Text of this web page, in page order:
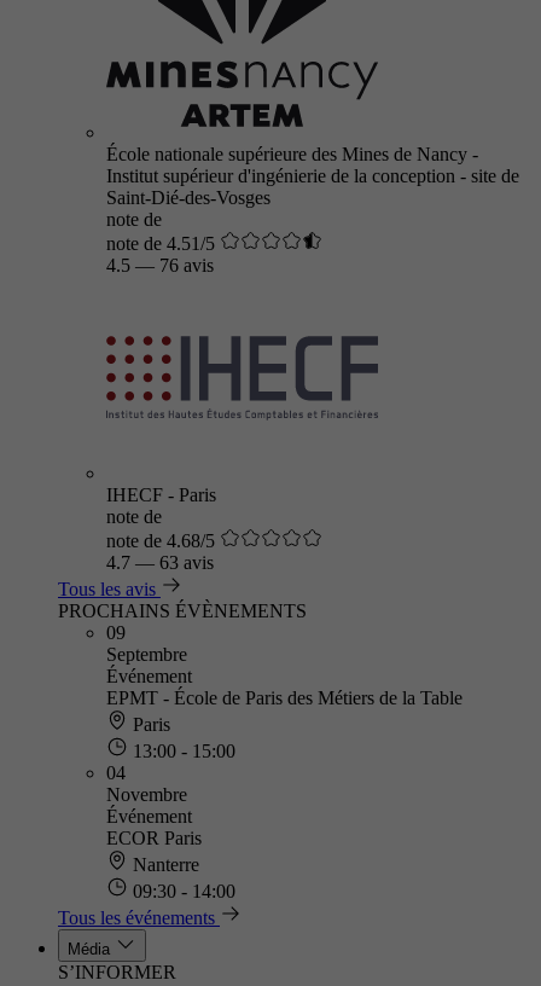
École nationale supérieure des Mines de Nancy -
Institut supérieur d'ingénierie de la conception - site de
Saint-Dié-des-Vosges
note de
note de 4.51/5
4.5 — 76 avis
IHECF - Paris
note de
note de 4.68/5
4.7 — 63 avis
Tous les avis
PROCHAINS ÉVÈNEMENTS
09
Septembre
Événement
EPMT - École de Paris des Métiers de la Table
Paris
13:00 - 15:00
04
Novembre
Événement
ECOR Paris
Nanterre
09:30 - 14:00
Tous les événements
Média
S’INFORMER